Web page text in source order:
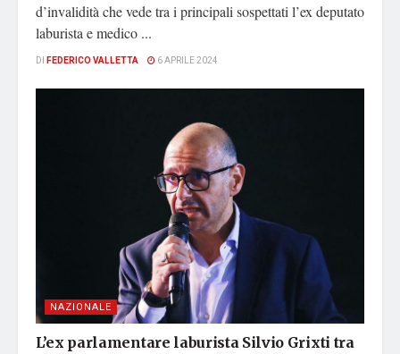
d’invalidità che vede tra i principali sospettati l’ex deputato
laburista e medico ...
DI FEDERICO VALLETTA 6 APRILE 2024
NAZIONALE
L’ex parlamentare laburista Silvio Grixti tra